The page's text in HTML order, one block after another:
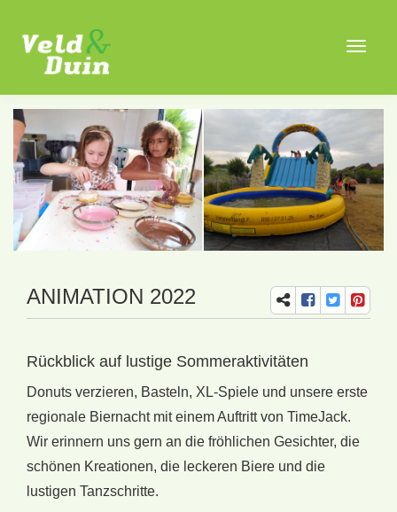
Toggle
ANIMATION 2022
Rückblick auf lustige Sommeraktivitäten
Donuts verzieren, Basteln, XL-Spiele und unsere erste
regionale Biernacht mit einem Auftritt von TimeJack.
Wir erinnern uns gern an die fröhlichen Gesichter, die
schönen Kreationen, die leckeren Biere und die
lustigen Tanzschritte.